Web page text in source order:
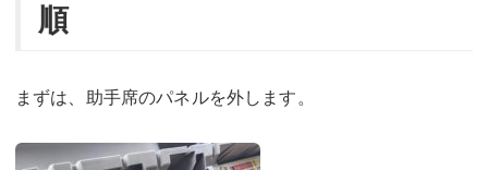
順
まずは、助手席のパネルを外します。